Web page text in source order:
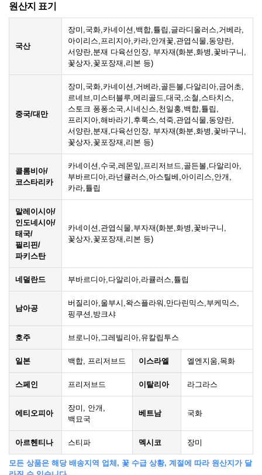
원산지 표기
국산
장미,국화,카네이션,백합,튤립,글라디올러스,거베라,
아이리스,프리지아,카라,안개꽃,관엽식물,동양란,
서양란,분재 다육선인장, 부자재(화분,화병,꽃바구니,
꽃상자,꽃포장재,리본 등)
중국/대만
장미,국화,카네이션,거베라,골든볼,다알리아,금어초,
르네브,미스터블루,메리골드,대국,소철,스타치스,
스토크 퐁퐁소국,시네신스,천일홍,백합,튤립,
프리지아,해바라기,후룩스,석죽,관엽식물,동양란,
서양란,분재,다육선인장, 부자재(화분,화병,꽃바구니,
꽃상자,꽃포장재,리본 등)
콜롬비아/
코스타리카
카네이션,수국,레몬잎,프리저브드,골든볼,다알리아,
부바르디아,라넌큘러스,아스틸베,아이리스,안개,
카라,튤립
말레이시아/
인도네시아/
태국/
필리핀/
파키스탄
카네이션,관엽식물,부자재(화분,화병,꽃바구니,
꽃상자,꽃포장재,리본 등)
네덜란드 부바르디아,다알리아,라큘러스,튤립
남아공
버질리아,울부시,왁스플라워,만다린믹스,부케믹스,
핑쿠션,방크샤
호주 브로니아,그레빌리아,유칼립투스
일본 백합, 프리저브드 이스라엘 엘엔지움,목화
스페인 프리저브드 이탈리아 라그라스
에티오피아
장미, 안개,
백묘국
베트남 국화
아르헨티나 스티파 멕시코 장미
모든 상품은 해당 배송지역 업체, 꽃 수급 상황, 계절에 따라 원산지가 달